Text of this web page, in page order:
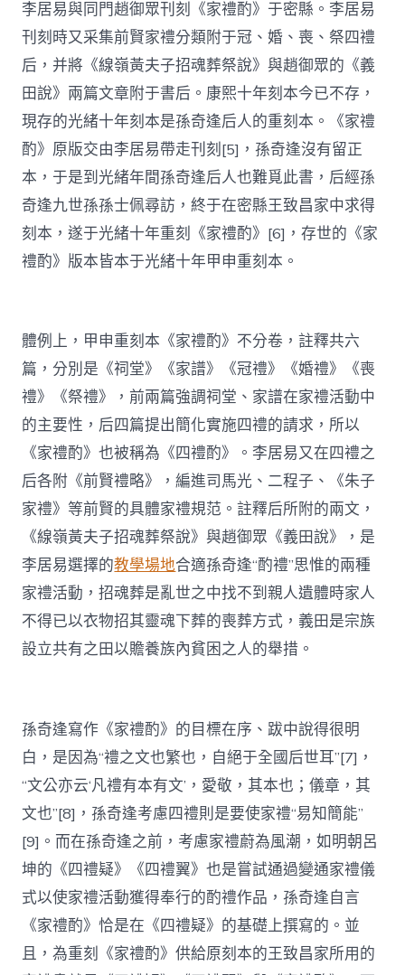
李居易與同門趙御眾刊刻《家禮酌》于密縣。李居易
刊刻時又采集前賢家禮分類附于冠、婚、喪、祭四禮
后，并將《線嶺黃夫子招魂葬祭說》與趙御眾的《義
田說》兩篇文章附于書后。康熙十年刻本今已不存，
現存的光緒十年刻本是孫奇逢后人的重刻本。《家禮
酌》原版交由李居易帶走刊刻[5]，孫奇逢沒有留正
本，于是到光緒年間孫奇逢后人也難覓此書，后經孫
奇逢九世孫孫士佩尋訪，終于在密縣王致昌家中求得
刻本，遂于光緒十年重刻《家禮酌》[6]，存世的《家
禮酌》版本皆本于光緒十年甲申重刻本。
體例上，甲申重刻本《家禮酌》不分卷，註釋共六
篇，分別是《祠堂》《家譜》《冠禮》《婚禮》《喪
禮》《祭禮》，前兩篇強調祠堂、家譜在家禮活動中
的主要性，后四篇提出簡化實施四禮的請求，所以
《家禮酌》也被稱為《四禮酌》。李居易又在四禮之
后各附《前賢禮略》，編進司馬光、二程子、《朱子
家禮》等前賢的具體家禮規范。註釋后所附的兩文，
《線嶺黃夫子招魂葬祭說》與趙御眾《義田說》，是
李居易選擇的教學場地合適孫奇逢“酌禮”思惟的兩種
家禮活動，招魂葬是亂世之中找不到親人遺體時家人
不得已以衣物招其靈魂下葬的喪葬方式，義田是宗族
設立共有之田以贍養族內貧困之人的舉措。
孫奇逢寫作《家禮酌》的目標在序、跋中說得很明
白，是因為“禮之文也繁也，自絕于全國后世耳”[7]，
“文公亦云‘凡禮有本有文’，愛敬，其本也；儀章，其
文也”[8]，孫奇逢考慮四禮則是要使家禮“易知簡能”
[9]。而在孫奇逢之前，考慮家禮蔚為風潮，如明朝呂
坤的《四禮疑》《四禮翼》也是嘗試通過變通家禮儀
式以使家禮活動獲得奉行的酌禮作品，孫奇逢自言
《家禮酌》恰是在《四禮疑》的基礎上撰寫的。並
且，為重刻《家禮酌》供給原刻本的王致昌家所用的